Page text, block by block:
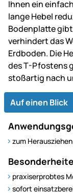
Ihnen ein
lange Hebel
Bodenplatte
verhindert das
Erdboden. Die
des T-Pfostens
stoßartig nach
Auf einen Blick
zum
praxiserprobtes
sofort